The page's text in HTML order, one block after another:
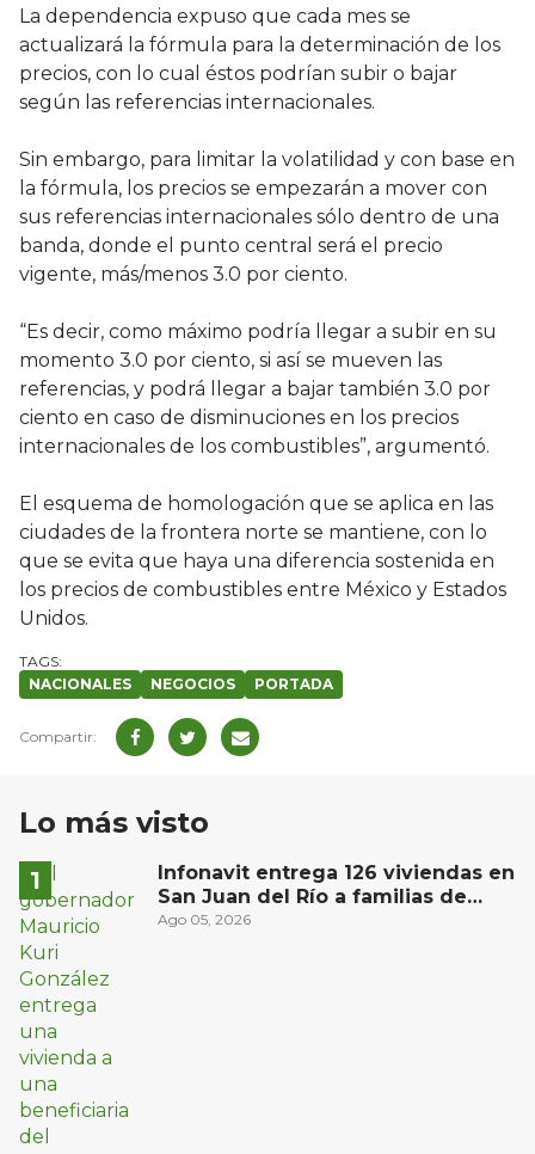
La dependencia expuso que cada mes se
actualizará la fórmula para la determinación de los
precios, con lo cual éstos podrían subir o bajar
según las referencias internacionales.
Sin embargo, para limitar la volatilidad y con base en
la fórmula, los precios se empezarán a mover con
sus referencias internacionales sólo dentro de una
banda, donde el punto central será el precio
vigente, más/menos 3.0 por ciento.
“Es decir, como máximo podría llegar a subir en su
momento 3.0 por ciento, si así se mueven las
referencias, y podrá llegar a bajar también 3.0 por
ciento en caso de disminuciones en los precios
internacionales de los combustibles”, argumentó.
El esquema de homologación que se aplica en las
ciudades de la frontera norte se mantiene, con lo
que se evita que haya una diferencia sostenida en
los precios de combustibles entre México y Estados
Unidos.
NACIONALES NEGOCIOS PORTADA
Lo más visto
Infonavit entrega 126 viviendas en
San Juan del Río a familias de
bajos ingresos
Ago 05, 2026